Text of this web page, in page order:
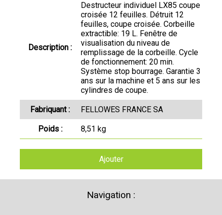
Description :
Destructeur individuel LX85 coupe
croisée 12 feuilles. Détruit 12
feuilles, coupe croisée. Corbeille
extractible: 19 L. Fenêtre de
visualisation du niveau de
remplissage de la corbeille. Cycle
de fonctionnement: 20 min.
Système stop bourrage. Garantie 3
ans sur la machine et 5 ans sur les
cylindres de coupe.
Fabriquant : FELLOWES FRANCE SA
Poids : 8,51 kg
Ajouter
Navigation :